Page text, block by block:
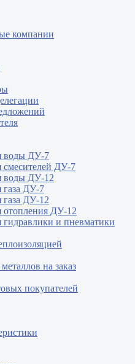
компании
воды ДУ-7
смесителей ДУ-7
воды ДУ-12
газа ДУ-7
газа ДУ-12
отопления ДУ-12
гидравлики и пневматики
на заказ
покупателей